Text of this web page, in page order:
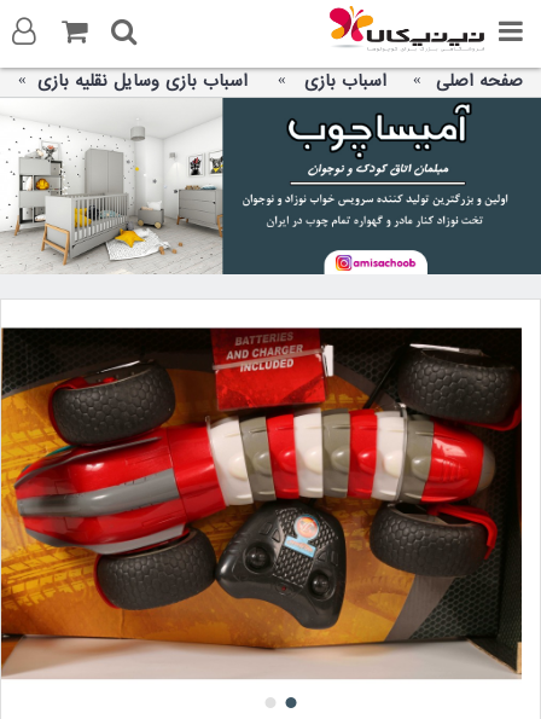
ثبت نام در سایت
تماس با ما
آدرس صفحه تلگرام
توییتر واتس اپ
صفحه اصلی اسباب بازی اسباب بازی وسایل نقلیه بازی